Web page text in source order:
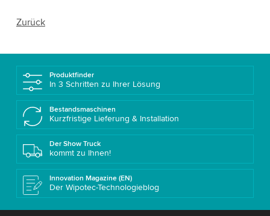
Zurück
Produktfinder
In 3 Schritten zu Ihrer Lösung
Bestandsmaschinen
Kurzfristige Lieferung & Installation
Der Show Truck
kommt zu Ihnen!
Innovation Magazine (EN)
Der Wipotec-Technologieblog